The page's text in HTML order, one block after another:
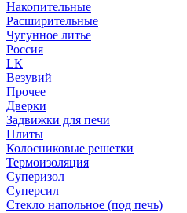
Накопительные
Расширительные
Чугунное литье
Россия
LК
Везувий
Прочее
Дверки
Задвижки для печи
Плиты
Колосниковые решетки
Термоизоляция
Суперизол
Суперсил
Стекло напольное (под печь)